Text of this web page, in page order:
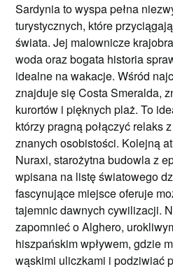
Sardynia to wyspa pełna
turystycznych, które
świata. Jej malownicze
woda oraz bogata historia
idealne na wakacje. Wśród
znajduje się Costa Smeralda,
kurortów i pięknych plaż. To
którzy pragną połączyć relaks
znanych osobistości. Kolejną
Nuraxi, starożytna budowla z
wpisana na listę światowego
fascynujące miejsce oferuje
tajemnic dawnych cywilizacji.
zapomnieć o Alghero,
hiszpańskim wpływem, gdzie
wąskimi uliczkami i podziwiać